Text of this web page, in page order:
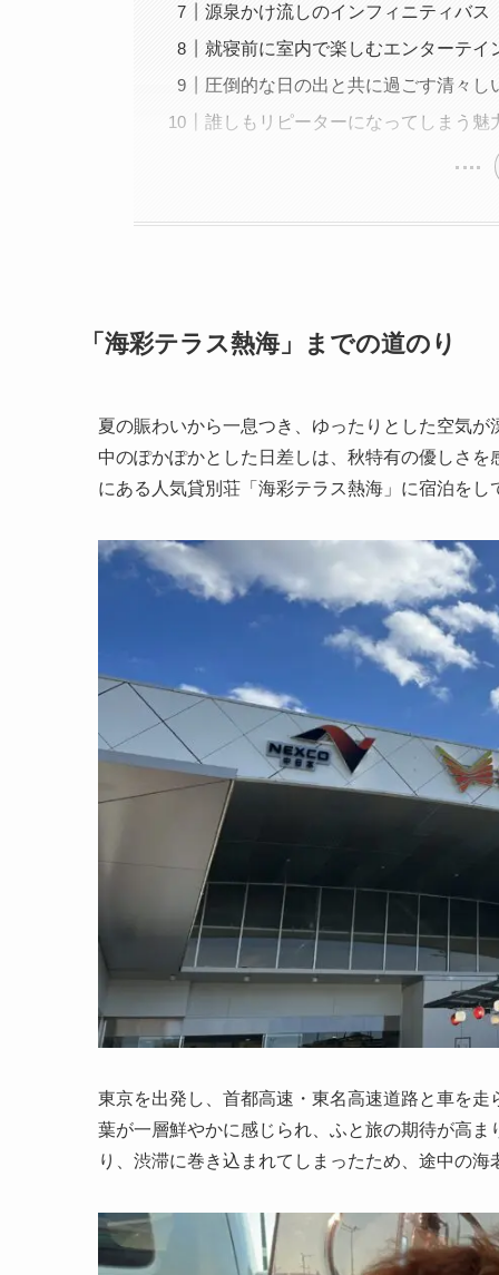
源泉かけ流しのインフィニティバス
就寝前に室内で楽しむエンターテイ
圧倒的な日の出と共に過ごす清々し
誰しもリピーターになってしまう魅
「海彩テラス熱海」までの道のり
夏の賑わいから一息つき、ゆったりとした空気
中のぽかぽかとした日差しは、秋特有の優しさ
にある人気貸別荘「海彩テラス熱海」に宿泊をし
東京を出発し、首都高速・東名高速道路と車を
葉が一層鮮やかに感じられ、ふと旅の期待が高
り、渋滞に巻き込まれてしまったため、途中の